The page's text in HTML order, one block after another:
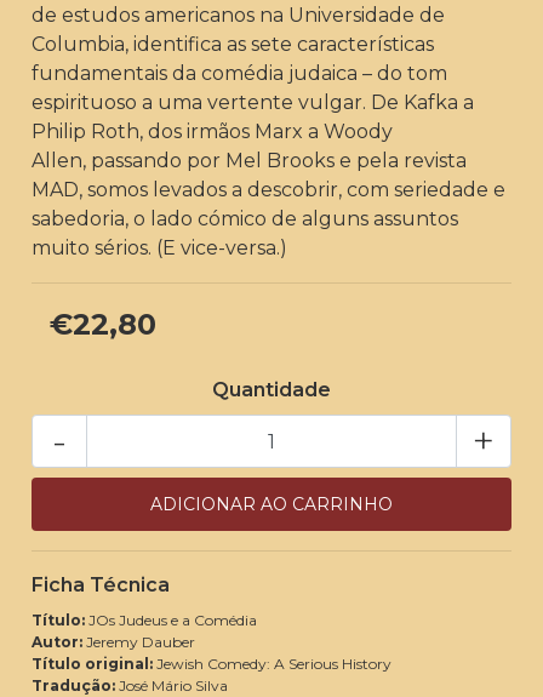
de estudos americanos na Universidade de
Columbia, identifica as sete características
fundamentais da comédia judaica – do tom
espirituoso a uma vertente vulgar. De Kafka a
Philip Roth, dos irmãos Marx a Woody
Allen, passando por Mel Brooks e pela revista
MAD, somos levados a descobrir, com seriedade e
sabedoria, o lado cómico de alguns assuntos
muito sérios. (E vice-versa.)
€22,80
Quantidade
+
-
Ficha Técnica
Título: JOs Judeus e a Comédia
Autor: Jeremy Dauber
Título original: Jewish Comedy: A Serious History
Tradução: José Mário Silva